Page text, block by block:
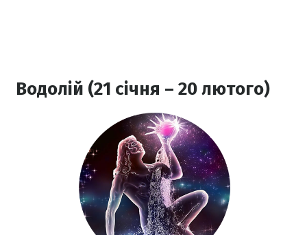
Водолій (21 січня – 20 лютого)